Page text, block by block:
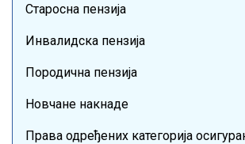
Старосна пензија
Инвалидска пензија
Породична пензија
Новчане накнаде
Права одређених категорија